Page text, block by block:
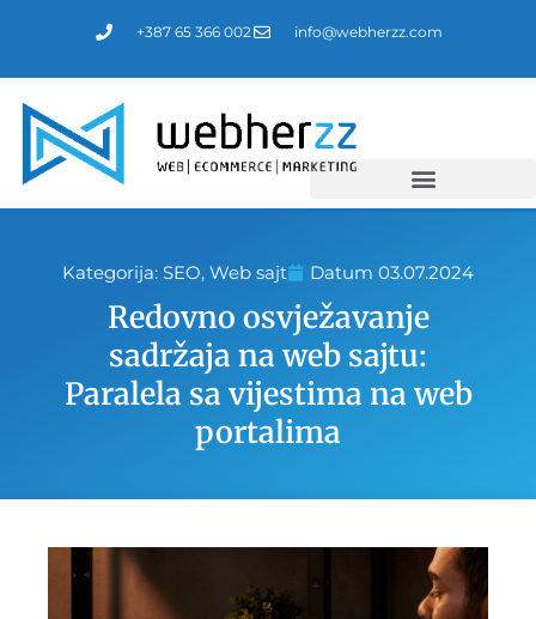
+387 65 366 002 info@webherzz.com
Kategorija: SEO, Web sajt Datum 03.07.2024
Redovno osvježavanje
sadržaja na web sajtu:
Paralela sa vijestima na web
portalima